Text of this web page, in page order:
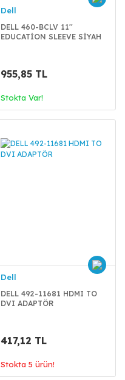
Dell
DELL 460-BCLV 11''
EDUCATİON SLEEVE SİYAH
955,85 TL
Stokta Var!
Dell
DELL 492-11681 HDMI TO
DVI ADAPTÖR
417,12 TL
Stokta 5 ürün!